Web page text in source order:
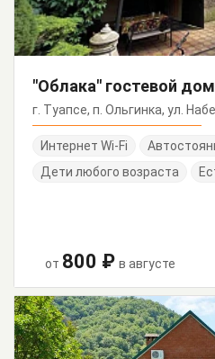
"Облака" гостевой дом
г. Туапсе, п. Ольгинка, ул.
Интернет Wi-Fi
Дети любого возраста
от 800 ₽ в августе